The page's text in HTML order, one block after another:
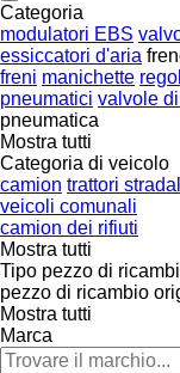
Categoria
modulatori EBS
essiccatori d'aria
freni manichette
pneumatici valvole
pneumatica
Mostra tutti
Categoria di veicolo
camion trattori
veicoli comunali
camion dei rifiuti
Mostra tutti
Tipo pezzo di
pezzo di ricambio
Mostra tutti
Marca